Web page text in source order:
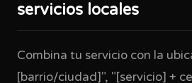
servicios locales
Combina tu servicio con la
[barrio/ciudad]", "[servicio] +